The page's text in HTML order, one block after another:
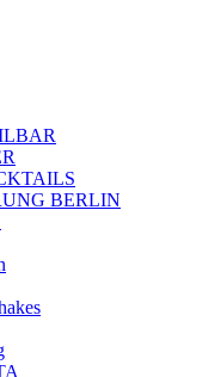
BERLIN